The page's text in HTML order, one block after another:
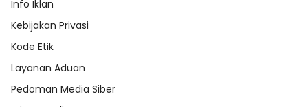
Info Iklan
Kebijakan Privasi
Kode Etik
Layanan Aduan
Pedoman Media Siber